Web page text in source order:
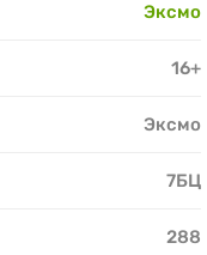
Эксмо
16+
Эксмо
7БЦ
288